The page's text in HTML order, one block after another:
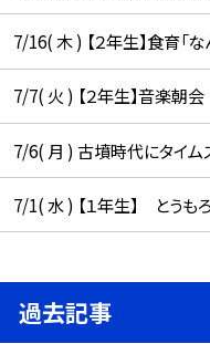
7/16( 木 ) 【２年生】食育「
7/7( 火 ) 【２年生】音楽朝会
7/6( 月 ) 古墳時代にタイム
7/1( 水 ) 【１年生】 とうも
過去記事